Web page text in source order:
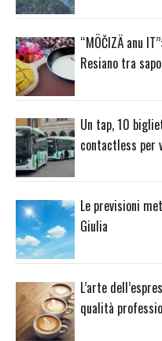
“MÖČIZÄ anu
Resiano tra
Un tap, 10
contactless per
Le previsioni
Giulia
L’arte
qualità